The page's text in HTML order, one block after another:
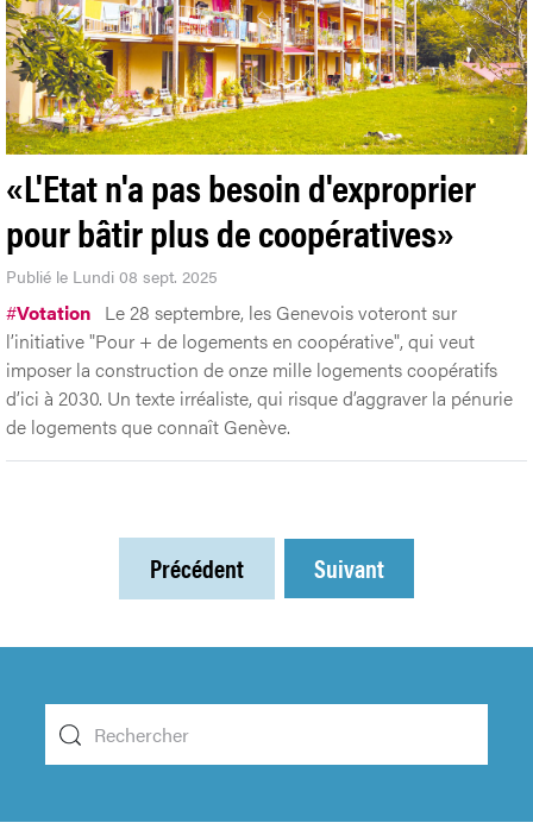
«L'Etat n'a pas besoin d'exproprier
pour bâtir plus de coopératives»
Publié le Lundi 08 sept. 2025
#Votation Le 28 septembre, les Genevois voteront sur
l’initiative "Pour + de logements en coopérative", qui veut
imposer la construction de onze mille logements coopératifs
d’ici à 2030. Un texte irréaliste, qui risque d’aggraver la pénurie
de logements que connaît Genève.
Précédent Suivant